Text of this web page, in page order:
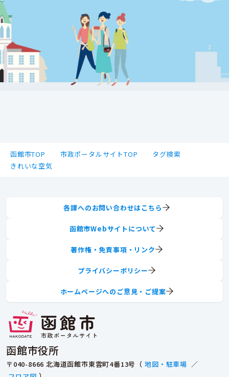
函館市TOP 市政ポータルサイトTOP
タグ検索
きれいな空気
函館市役所
〒040-8666 北海道函館市東雲町4番13号（ 地図・駐車場 ／
各課へのお問い合わせはこちら
函館市Webサイトについて
著作権・免責事項・リンク
プライバシーポリシー
ホームページへのご意見・ご提案